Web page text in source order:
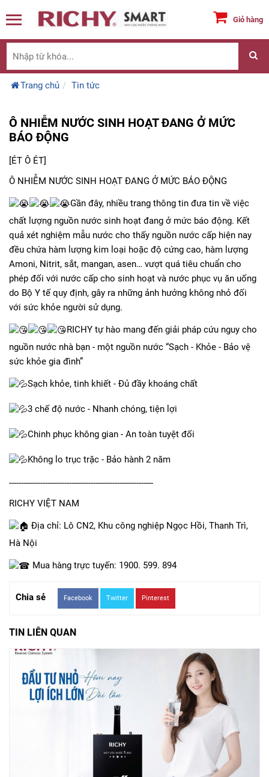
Giỏ hàng
Trang chủ Tin tức
Ô NHIỄM NƯỚC SINH HOẠT ĐANG Ở MỨC
BÁO ĐỘNG
[ÉT Ô ÉT]
Ô NHIỄM NƯỚC SINH HOẠT ĐANG Ở MỨC BÁO ĐỘNG
Gần đây, nhiều trang thông tin đưa tin về việc
chất lượng nguồn nước sinh hoạt đang ở mức báo động. Kết
quả xét nghiệm mẫu nước cho thấy nguồn nước cấp hiện nay
đều chứa hàm lượng kim loại hoặc độ cứng cao, hàm lượng
Amoni, Nitrit, sắt, mangan, asen… vượt quá tiêu chuẩn cho
phép đối với nước cấp cho sinh hoạt và nước phục vụ ăn uống
do Bộ Y tế quy định, gây ra những ảnh hưởng không nhỏ đối
với sức khỏe người sử dụng.
RICHY tự hào mang đến giải pháp cứu nguy cho
nguồn nước nhà bạn - một nguồn nước “Sạch - Khỏe - Bảo vệ
sức khỏe gia đình”
Sạch khỏe, tinh khiết - Đủ đầy khoáng chất
3 chế độ nước - Nhanh chóng, tiện lợi
Chinh phục không gian - An toàn tuyệt đối
Không lo trục trặc - Bảo hành 2 năm
------------------------------------------------------------
RICHY VIỆT NAM
Địa chỉ: Lô CN2, Khu công nghiệp Ngọc Hồi, Thanh Trì,
Hà Nội
Mua hàng trực tuyến: 1900. 599. 894
Chia sẻ Facebook Twitter Pinterest
TIN LIÊN QUAN